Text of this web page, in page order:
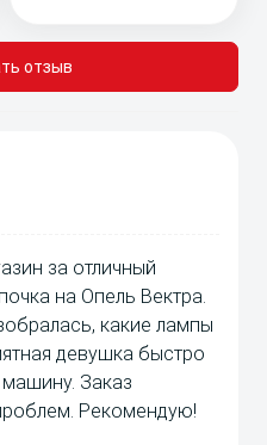
отзыв
за отличный
на Опель Вектра.
какие лампы
девушка быстро
Заказ
Рекомендую!